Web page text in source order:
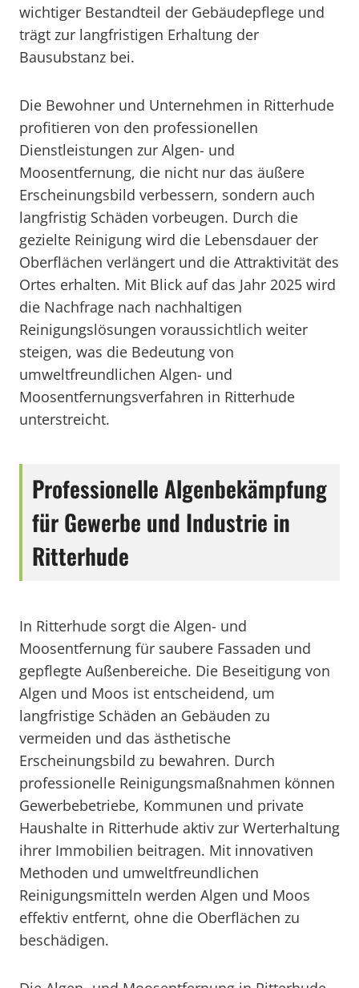
wichtiger Bestandteil der Gebäudepflege und
trägt zur langfristigen Erhaltung der
Bausubstanz bei.
Die Bewohner und Unternehmen in Ritterhude
profitieren von den professionellen
Dienstleistungen zur Algen- und
Moosentfernung, die nicht nur das äußere
Erscheinungsbild verbessern, sondern auch
langfristig Schäden vorbeugen. Durch die
gezielte Reinigung wird die Lebensdauer der
Oberflächen verlängert und die Attraktivität des
Ortes erhalten. Mit Blick auf das Jahr 2025 wird
die Nachfrage nach nachhaltigen
Reinigungslösungen voraussichtlich weiter
steigen, was die Bedeutung von
umweltfreundlichen Algen- und
Moosentfernungsverfahren in Ritterhude
unterstreicht.
Professionelle Algenbekämpfung
für Gewerbe und Industrie in
Ritterhude
In Ritterhude sorgt die Algen- und
Moosentfernung für saubere Fassaden und
gepflegte Außenbereiche. Die Beseitigung von
Algen und Moos ist entscheidend, um
langfristige Schäden an Gebäuden zu
vermeiden und das ästhetische
Erscheinungsbild zu bewahren. Durch
professionelle Reinigungsmaßnahmen können
Gewerbebetriebe, Kommunen und private
Haushalte in Ritterhude aktiv zur Werterhaltung
ihrer Immobilien beitragen. Mit innovativen
Methoden und umweltfreundlichen
Reinigungsmitteln werden Algen und Moos
effektiv entfernt, ohne die Oberflächen zu
beschädigen.